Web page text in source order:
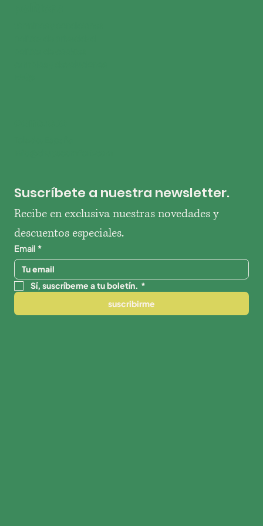
Suscríbete a nuestra newsletter.
Recibe en exclusiva nuestras novedades y
descuentos especiales.
Email *
Sí, suscríbeme a tu boletín. *
suscribirme